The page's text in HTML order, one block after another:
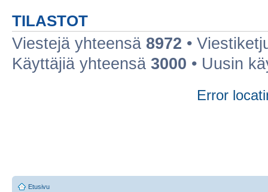
TILASTOT
Viestejä yhteensä 8972 •
Käyttäjiä yhteensä 3000 • Uusin
Error
Etusivu